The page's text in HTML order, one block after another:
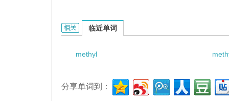
methyl - trimethoxysilicane的相关资料：
临近单词
methyl
分享单词到：